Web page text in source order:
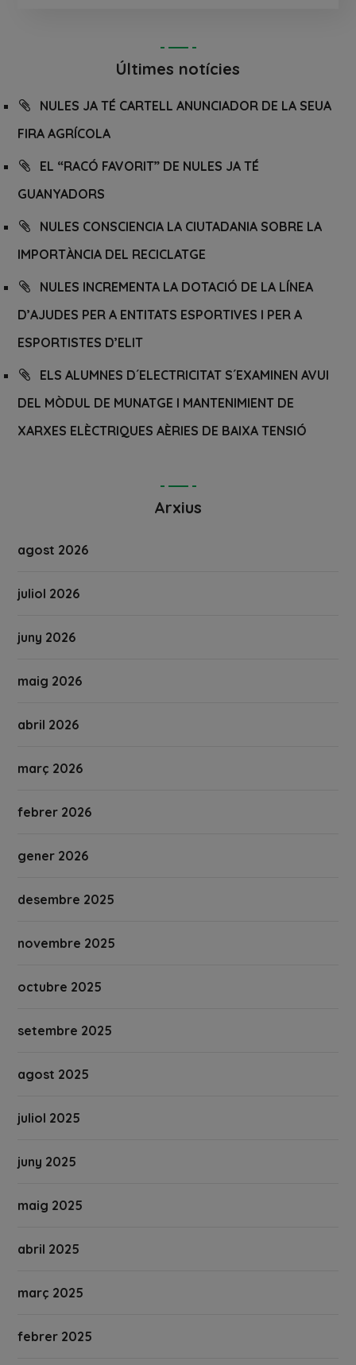
Últimes notícies
NULES JA TÉ CARTELL ANUNCIADOR DE LA SEUA
FIRA AGRÍCOLA
EL “RACÓ FAVORIT” DE NULES JA TÉ
GUANYADORS
NULES CONSCIENCIA LA CIUTADANIA SOBRE LA
IMPORTÀNCIA DEL RECICLATGE
NULES INCREMENTA LA DOTACIÓ DE LA LÍNEA
D’AJUDES PER A ENTITATS ESPORTIVES I PER A
ESPORTISTES D’ELIT
ELS ALUMNES D´ELECTRICITAT S´EXAMINEN AVUI
DEL MÒDUL DE MUNATGE I MANTENIMIENT DE
XARXES ELÈCTRIQUES AÈRIES DE BAIXA TENSIÓ
Arxius
agost 2026
juliol 2026
juny 2026
maig 2026
abril 2026
març 2026
febrer 2026
gener 2026
desembre 2025
novembre 2025
octubre 2025
setembre 2025
agost 2025
juliol 2025
juny 2025
maig 2025
abril 2025
març 2025
febrer 2025